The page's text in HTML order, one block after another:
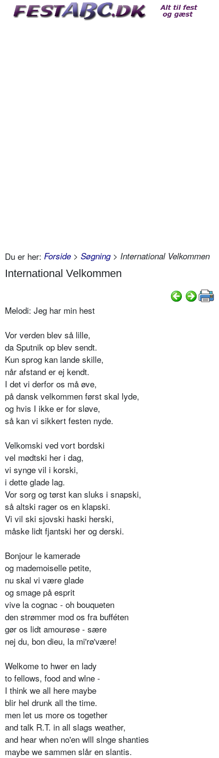
Du er her: Forside > Søgning> International Velkommen
International Velkommen
Melodi: Jeg har min hest
Vor verden blev så lille,
da Sputnik op blev sendt.
Kun sprog kan lande skille,
når afstand er ej kendt.
I det vi derfor os må øve,
på dansk velkommen først skal lyde,
og hvis I ikke er for sløve,
så kan vi sikkert festen nyde.
Velkomski ved vort bordski
vel mødtski her i dag,
vi synge vil i korski,
i dette glade lag.
Vor sorg og tørst kan sluks i snapski,
så altski rager os en klapski.
Vi vil ski sjovski haski herski,
måske lidt fjantski her og derski.
Bonjour le kamerade
og mademoiselle petite,
nu skal vi være glade
og smage på esprit
vive la cognac - oh bouqueten
den strømmer mod os fra bufféten
gør os lidt amourøse - sære
nej du, bon dieu, la mi'rø'være!
Welkome to hwer en lady
to fellows, food and wlne -
I think we all here maybe
blir hel drunk all the time.
men let us more os together
and talk R.T. in all slags weather,
and hear when no'en wlll slnge shanties
maybe we sammen slår en slantis.